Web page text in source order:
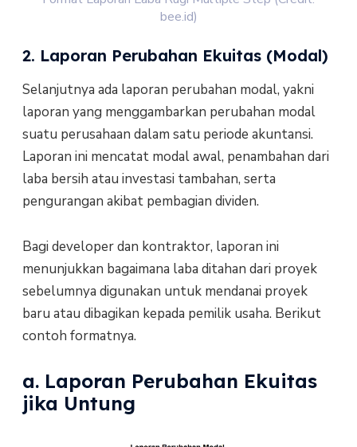
bee.id)
2. Laporan Perubahan Ekuitas (Modal)
Selanjutnya ada laporan perubahan modal, yakni
laporan yang menggambarkan perubahan modal
suatu perusahaan dalam satu periode akuntansi.
Laporan ini mencatat modal awal, penambahan dari
laba bersih atau investasi tambahan, serta
pengurangan akibat pembagian dividen.
Bagi developer dan kontraktor, laporan ini
menunjukkan bagaimana laba ditahan dari proyek
sebelumnya digunakan untuk mendanai proyek
baru atau dibagikan kepada pemilik usaha. Berikut
contoh formatnya.
a. Laporan Perubahan Ekuitas
jika Untung